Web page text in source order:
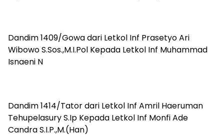
Dandim 1409/Gowa dari Letkol Inf Prasetyo Ari
Wibowo S.Sos.,M.I.Pol Kepada Letkol Inf Muhammad
Isnaeni N
Dandim 1414/Tator dari Letkol Inf Amril Haeruman
Tehupelasury S.Ip Kepada Letkol Inf Monfi Ade
Candra S.I.P.,M.(Han)